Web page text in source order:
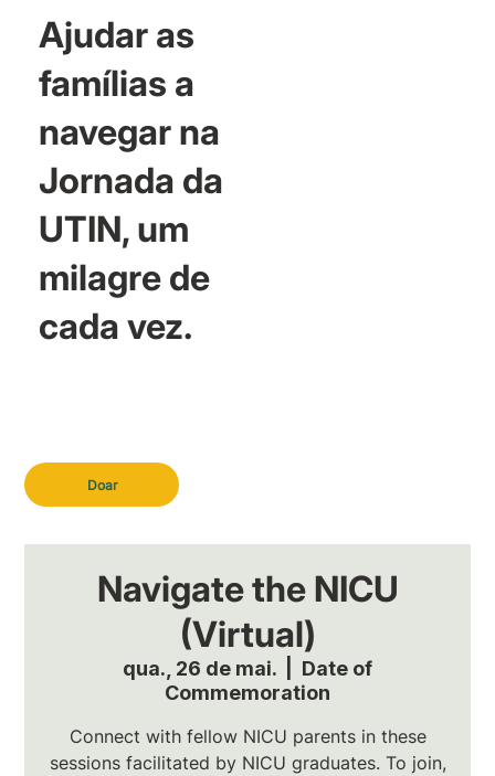
Doar
Ajudar as
famílias a
navegar na
Jornada da
UTIN, um
milagre de
cada vez.
Navigate the NICU
(Virtual)
qua., 26 de mai.
Date of
Commemoration
Connect with fellow NICU parents in these
sessions facilitated by NICU graduates. To join,